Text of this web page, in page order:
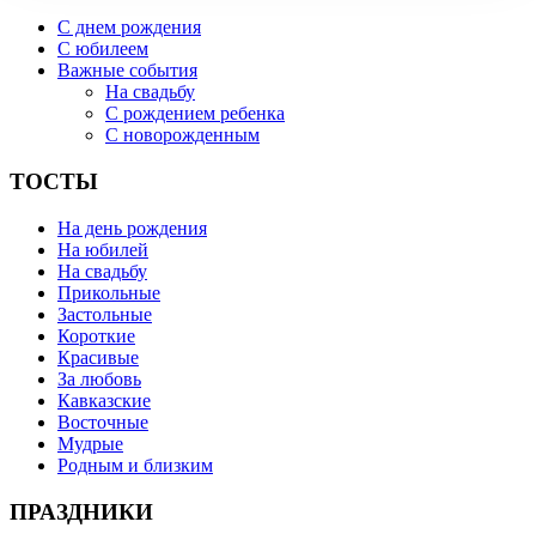
С днем рождения
С юбилеем
Важные события
На свадьбу
С рождением ребенка
С новорожденным
ТОСТЫ
На день рождения
На юбилей
На свадьбу
Прикольные
Застольные
Короткие
Красивые
За любовь
Кавказские
Восточные
Мудрые
Родным и близким
ПРАЗДНИКИ